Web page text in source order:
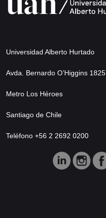
Universidad Alberto Hurtado
Avda. Bernardo O’Higgins 1825
Metro Los Héroes
Santiago de Chile
Teléfono +56 2 2692 0200